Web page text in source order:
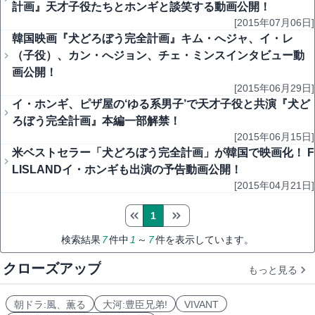
計画』天才子役たちとホンギと談笑する動画公開！
[2015年07月06日]
韓国映画『犬どろぼう完全計画』キム・へジャ、イ・レ
（子役）、カン・へジョン、チェ・ミンスインタビュー動
画公開！
[2015年06月29日]
イ・ホンギ、ピザ屋の‘ゆる系男子’で天才子役と共演『犬ど
ろぼう完全計画』本編一部解禁！
[2015年06月15日]
米ベストセラー「犬どろぼう完全計画」が韓国で映画化！ F
LISLANDイ・ホンギも出演の予告動画公開！
[2015年04月21日]
検索結果7件中 1 ～ 7件を表示しています。
1
クローズアップ もっと見る
朝ドラ:風、薫る 大河:豊臣兄弟!
VIVANT